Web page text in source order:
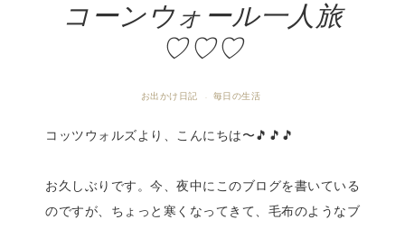
コーンウォール一人旅
♡♡♡
お出かけ日記 · 毎日の生活
コッツウォルズより、こんにちは〜🎵🎵🎵
お久しぶりです。今、夜中にこのブログを書いている
のですが、ちょっと寒くなってきて、毛布のようなブ